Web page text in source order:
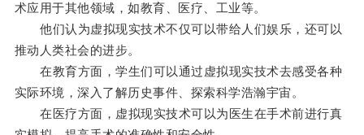
术应用于其他领域，如教育、医疗、工业等。
他们认为虚拟现实技术不仅可以带给人们娱乐，还可以
推动人类社会的进步。
在教育方面，学生们可以通过虚拟现实技术去感受各种
实际环境，深入了解历史事件、探索科学浩瀚宇宙。
在医疗方面，虚拟现实技术可以为医生在手术前进行真